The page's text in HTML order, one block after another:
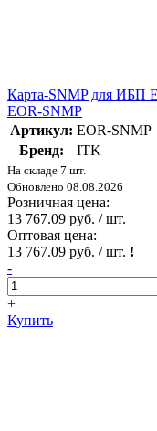
Карта-SNMP для ИБП
EOR-SNMP
Артикул: EOR-SNMP
Бренд:
ITK
На складе 7 шт.
Обновлено 08.08.2026
Розничная цена:
13 767.09 руб. / шт.
Оптовая цена:
13 767.09 руб. / шт. !
-
+
Купить